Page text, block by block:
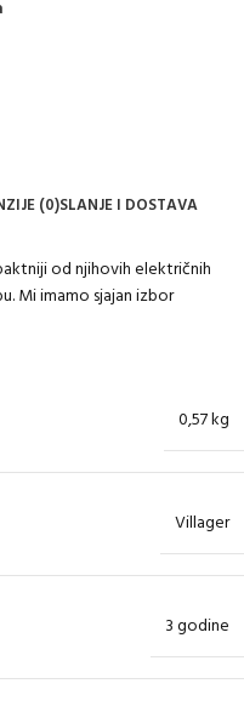
(0)SLANJE I DOSTAVA
od njihovih električnih
Mi imamo sjajan izbor
0,57 kg
Villager
3 godine